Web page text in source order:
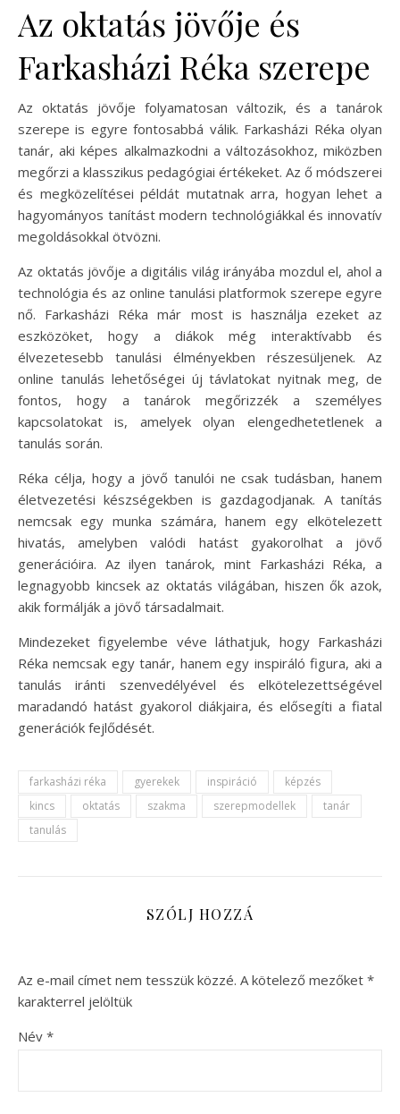
Az oktatás jövője és
Farkasházi Réka szerepe
Az oktatás jövője folyamatosan változik, és a tanárok
szerepe is egyre fontosabbá válik. Farkasházi Réka olyan
tanár, aki képes alkalmazkodni a változásokhoz, miközben
megőrzi a klasszikus pedagógiai értékeket. Az ő módszerei
és megközelítései példát mutatnak arra, hogyan lehet a
hagyományos tanítást modern technológiákkal és innovatív
megoldásokkal ötvözni.
Az oktatás jövője a digitális világ irányába mozdul el, ahol a
technológia és az online tanulási platformok szerepe egyre
nő. Farkasházi Réka már most is használja ezeket az
eszközöket, hogy a diákok még interaktívabb és
élvezetesebb tanulási élményekben részesüljenek. Az
online tanulás lehetőségei új távlatokat nyitnak meg, de
fontos, hogy a tanárok megőrizzék a személyes
kapcsolatokat is, amelyek olyan elengedhetetlenek a
tanulás során.
Réka célja, hogy a jövő tanulói ne csak tudásban, hanem
életvezetési készségekben is gazdagodjanak. A tanítás
nemcsak egy munka számára, hanem egy elkötelezett
hivatás, amelyben valódi hatást gyakorolhat a jövő
generációira. Az ilyen tanárok, mint Farkasházi Réka, a
legnagyobb kincsek az oktatás világában, hiszen ők azok,
akik formálják a jövő társadalmait.
Mindezeket figyelembe véve láthatjuk, hogy Farkasházi
Réka nemcsak egy tanár, hanem egy inspiráló figura, aki a
tanulás iránti szenvedélyével és elkötelezettségével
maradandó hatást gyakorol diákjaira, és elősegíti a fiatal
generációk fejlődését.
farkasházi réka gyerekek inspiráció
képzés
kincs
oktatás szakma szerepmodellek
tanár
tanulás
SZÓLJ HOZZÁ
Az e-mail címet nem tesszük közzé. A kötelező mezőket *
karakterrel jelöltük
Név *